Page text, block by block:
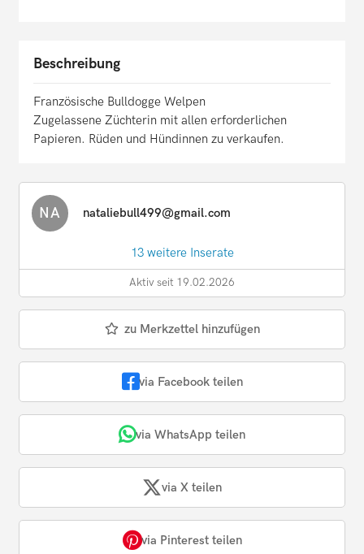
Beschreibung
Französische Bulldogge Welpen
Zugelassene Züchterin mit allen erforderlichen
Papieren. Rüden und Hündinnen zu verkaufen.
NA nataliebull499@gmail.com
13 weitere Inserate
Aktiv seit 19.02.2026
zu Merkzettel hinzufügen
via Facebook teilen
via WhatsApp teilen
via X teilen
via Pinterest teilen